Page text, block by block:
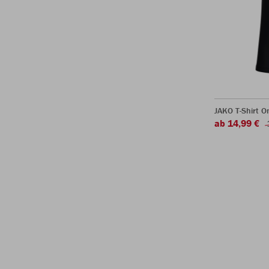
JAKO T-Shirt
ab 14,99 €